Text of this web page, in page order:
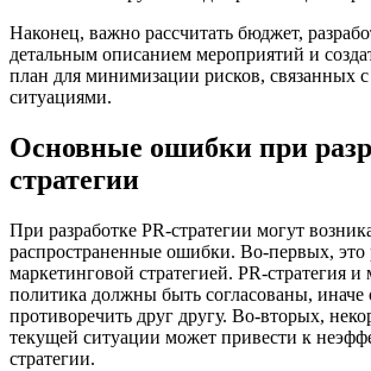
Наконец, важно рассчитать бюджет,
детальным описанием мероприятий и
план для минимизации рисков, связанных
ситуациями.
Основные ошибки при
стратегии
При разработке PR-стратегии могут
распространенные ошибки. Во-первых, это
маркетинговой стратегией. PR-стратегия и
политика должны быть согласованы, иначе
противоречить друг другу. Во-вторых,
текущей ситуации может привести к
стратегии.